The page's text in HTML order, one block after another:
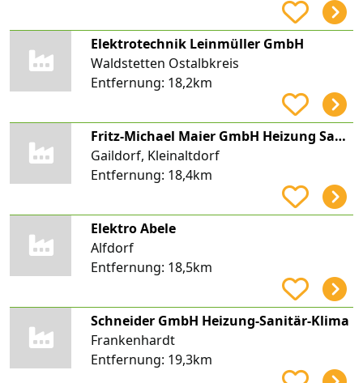
Elektrotechnik Leinmüller GmbH
Waldstetten Ostalbkreis
Entfernung: 18,2km
Fritz-Michael Maier GmbH Heizung Sanitär Kundendienst
Gaildorf, Kleinaltdorf
Entfernung: 18,4km
Elektro Abele
Alfdorf
Entfernung: 18,5km
Schneider GmbH Heizung-Sanitär-Klima
Frankenhardt
Entfernung: 19,3km